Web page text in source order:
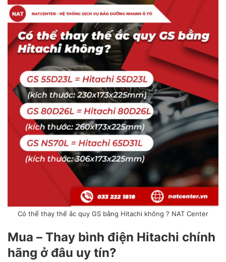
Có thể thay thế ắc quy GS bằng Hitachi không ? NAT Center
Mua – Thay bình điện Hitachi chính
hãng ở đâu uy tín?